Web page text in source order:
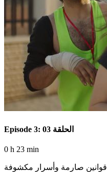
Episode 3: الحلقة 03
0 h 23 min
قوانين صارمة وأسرار مكشوفة